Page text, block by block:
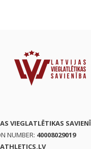
VIEGLATLĒTIKAS
NUMBER: 40008029019